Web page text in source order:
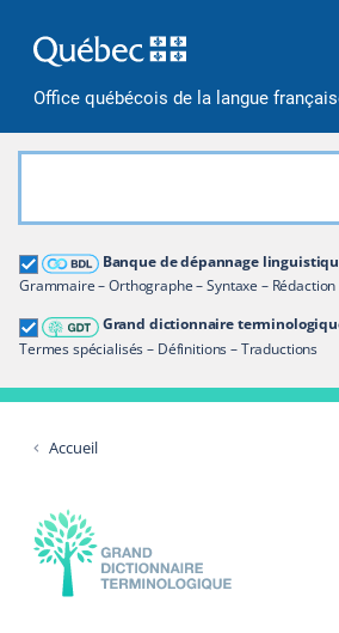
Office québécois de la langue
Banque de dépannage
Grammaire – Orthographe – Syntaxe – Rédaction
Grand dictionnaire
Termes spécialisés – Définitions – Traductions
Grand dictionnaire
Restreindre aux termes
Accueil